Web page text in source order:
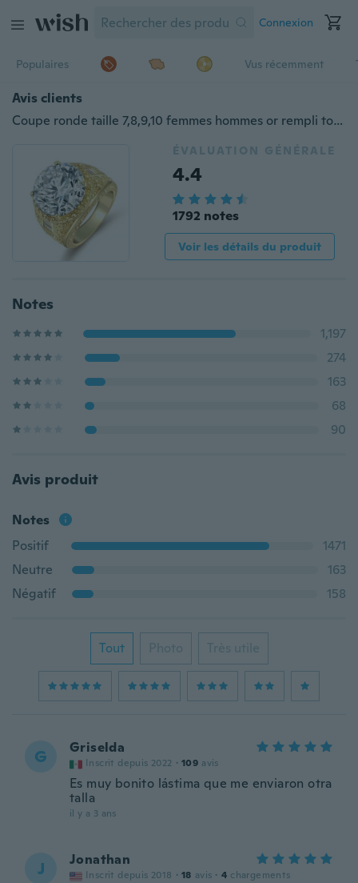
Connexion
Populaires Vus récemment
Avis clients
Coupe ronde taille 7,8,9,10 femmes hommes or rempli topaze mariage bagues de fiançailles
ÉVALUATION GÉNÉRALE
4.4
1792 notes
Voir les détails du produit
Notes
1,197
274
163
68
90
Avis produit
Notes
Positif
1471
Neutre
163
Négatif
158
Tout Photo Très utile
G Griselda
Inscrit depuis 2022 · 109 avis
Es muy bonito lástima que me enviaron otra
talla
il y a 3 ans
J Jonathan
Inscrit depuis 2018 · 18 avis · 4 chargements